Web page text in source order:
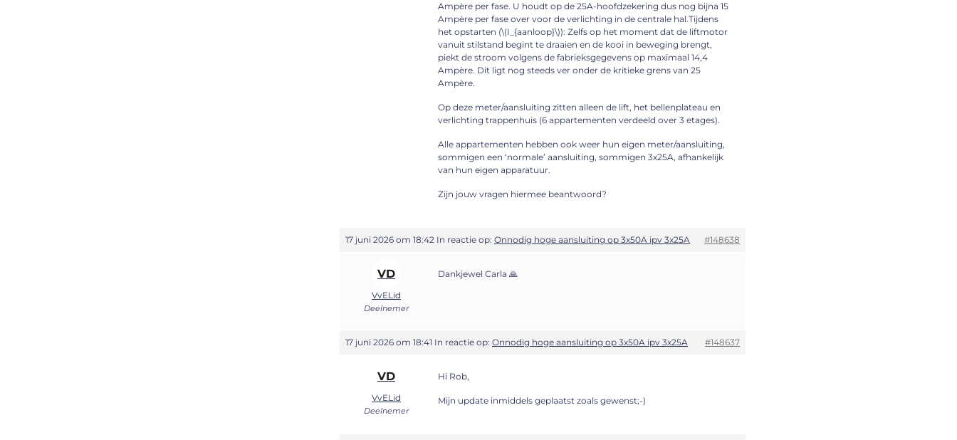
Ampère per fase. U houdt op de 25A-hoofdzekering dus nog bijna 15
Ampère per fase over voor de verlichting in de centrale hal.Tijdens
het opstarten (\(I_{aanloop}\)): Zelfs op het moment dat de liftmotor
vanuit stilstand begint te draaien en de kooi in beweging brengt,
piekt de stroom volgens de fabrieksgegevens op maximaal 14,4
Ampère. Dit ligt nog steeds ver onder de kritieke grens van 25
Ampère.
Op deze meter/aansluiting zitten alleen de lift, het bellenplateau en
verlichting trappenhuis (6 appartementen verdeeld over 3 etages).
Alle appartementen hebben ook weer hun eigen meter/aansluiting,
sommigen een ‘normale’ aansluiting, sommigen 3x25A, afhankelijk
van hun eigen apparatuur.
Zijn jouw vragen hiermee beantwoord?
17 juni 2026 om 18:42 In reactie op: Onnodig hoge aansluiting op 3x50A ipv 3x25A #148638
VD
VvELid
Deelnemer
Dankjewel Carla 🙏
17 juni 2026 om 18:41 In reactie op: Onnodig hoge aansluiting op 3x50A ipv 3x25A #148637
VD
VvELid
Deelnemer
Hi Rob,
Mijn update inmiddels geplaatst zoals gewenst;-)